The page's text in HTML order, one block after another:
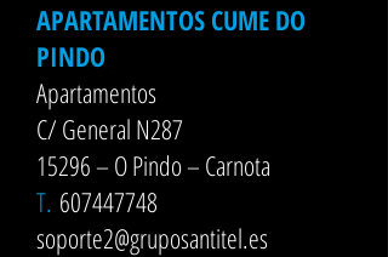
APARTAMENTOS CUME DO
PINDO
Apartamentos
C/ General N287
15296 – O Pindo – Carnota
T. 607447748
soporte2@gruposantitel.es